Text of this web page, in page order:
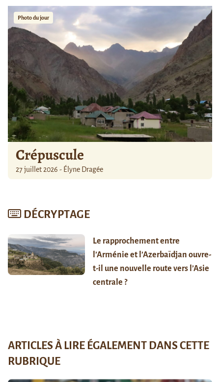
Photo du jour
Crépuscule
27 juillet 2026 - Élyne Dragée
DÉCRYPTAGE
Le rapprochement entre
l’Arménie et l’Azerbaïdjan ouvre-
t-il une nouvelle route vers l’Asie
centrale ?
ARTICLES À LIRE ÉGALEMENT DANS CETTE
RUBRIQUE